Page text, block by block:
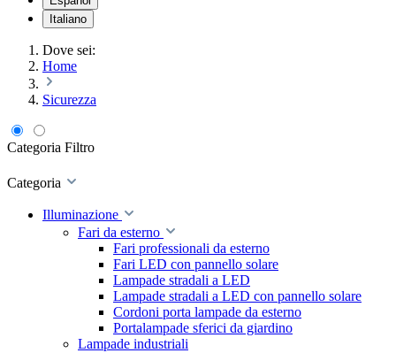
Italiano
Dove sei:
Home
Sicurezza
Categoria Filtro
Categoria
Illuminazione
Fari da esterno
Fari professionali da esterno
Fari LED con pannello solare
Lampade stradali a LED
Lampade stradali a LED con pannello solare
Cordoni porta lampade da esterno
Portalampade sferici da giardino
Lampade industriali